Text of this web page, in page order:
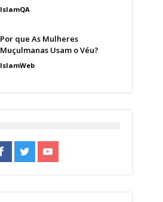
IslamQA
Por que As Mulheres
Muçulmanas Usam o Véu?
IslamWeb